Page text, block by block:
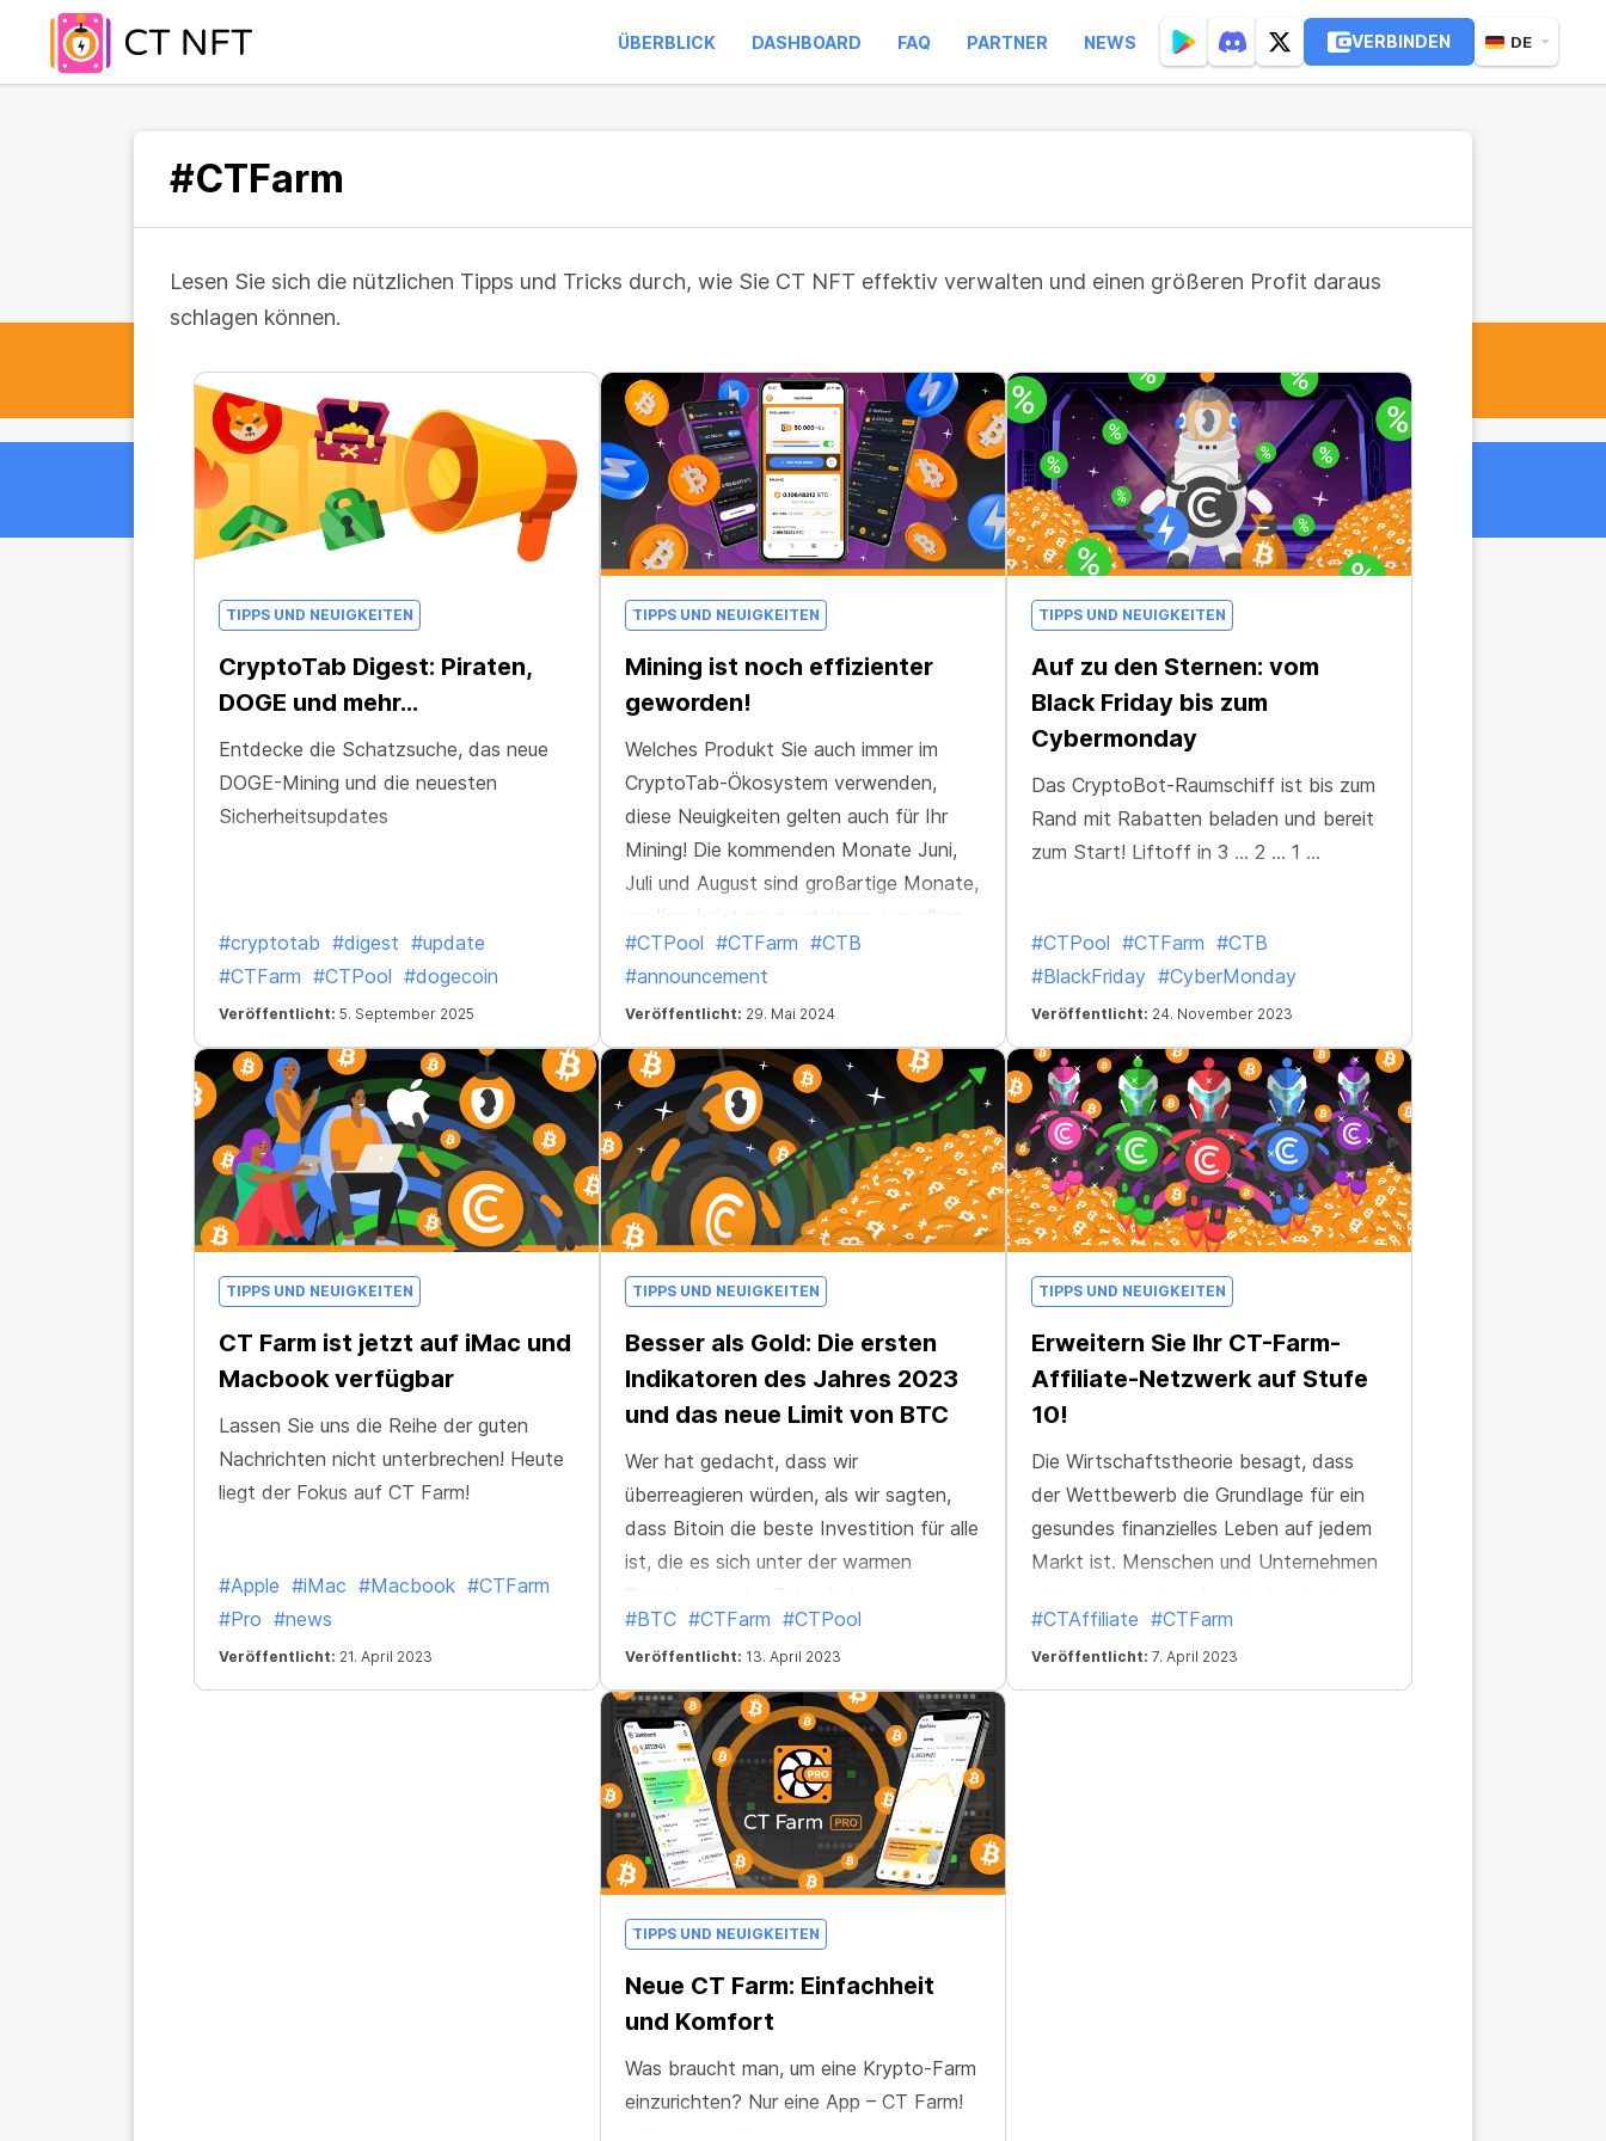
ÜBERBLICK DASHBOARD FAQ PARTNER NEWS VERBINDEN DE
#CTFarm
Lesen Sie sich die nützlichen Tipps und Tricks durch, wie Sie CT NFT effektiv verwalten und einen größeren Profit daraus
schlagen können.
TIPPS UND NEUIGKEITEN
CryptoTab Digest: Piraten,
DOGE und mehr...
Entdecke die Schatzsuche, das neue
DOGE-Mining und die neuesten
Sicherheitsupdates
#cryptotab #digest #update
#CTFarm #CTPool #dogecoin
Veröffentlicht: 5. September 2025
TIPPS UND NEUIGKEITEN
Mining ist noch effizienter
geworden!
Welches Produkt Sie auch immer im
CryptoTab-Ökosystem verwenden,
diese Neuigkeiten gelten auch für Ihr
Mining! Die kommenden Monate Juni,
Juli und August sind großartige Monate,
um Ihre Leistung zu steigern, vor allem,
da das Mining im gesamten Ökosystem
leistungsfähiger geworden ist. Die
Mining-Effizienz aller CryptoTab-
Produkte hat sich um fast 20% erhöht!
#CTPool #CTFarm #CTB
#announcement
Veröffentlicht: 29. Mai 2024
TIPPS UND NEUIGKEITEN
Auf zu den Sternen: vom
Black Friday bis zum
Cybermonday
Das CryptoBot-Raumschiff ist bis zum
Rand mit Rabatten beladen und bereit
zum Start! Liftoff in 3 … 2 … 1 …
#CTPool #CTFarm #CTB
#BlackFriday #CyberMonday
Veröffentlicht: 24. November 2023
TIPPS UND NEUIGKEITEN
CT Farm ist jetzt auf iMac und
Macbook verfügbar
Lassen Sie uns die Reihe der guten
Nachrichten nicht unterbrechen! Heute
liegt der Fokus auf CT Farm!
#Apple #iMac #Macbook #CTFarm
#Pro #news
Veröffentlicht: 21. April 2023
TIPPS UND NEUIGKEITEN
Besser als Gold: Die ersten
Indikatoren des Jahres 2023
und das neue Limit von BTC
Wer hat gedacht, dass wir
überreagieren würden, als wir sagten,
dass Bitoin die beste Investition für alle
ist, die es sich unter der warmen
machen möchten? Gestern übersprang
die Währung die Grenze von 30.000
USD!
#BTC #CTFarm #CTPool
Veröffentlicht: 13. April 2023
TIPPS UND NEUIGKEITEN
Erweitern Sie Ihr CT-Farm-
Affiliate-Netzwerk auf Stufe
10!
Die Wirtschaftstheorie besagt, dass
der Wettbewerb die Grundlage für ein
gesundes finanzielles Leben auf jedem
Markt ist. Menschen und Unternehmen
Platz an der Sonne kämpfen – fressen
oder gefressen werden.
#CTAffiliate #CTFarm
Veröffentlicht: 7. April 2023
TIPPS UND NEUIGKEITEN
Neue CT Farm: Einfachheit
und Komfort
Was braucht man, um eine Krypto-Farm
einzurichten? Nur eine App – CT Farm!